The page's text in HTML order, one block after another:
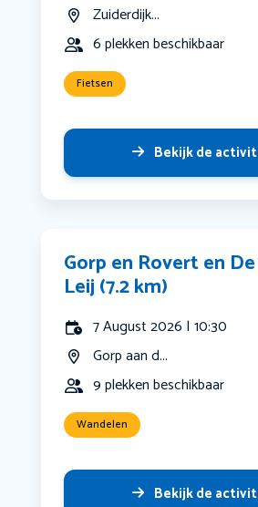
Zuiderdijk...
6 plekken beschikbaar
Fietsen
Bekijk de
Gorp en Rovert en
Leij (7.2 km)
7 August 2026 | 10:30
Gorp aan d...
9 plekken beschikbaar
Wandelen
Bekijk de